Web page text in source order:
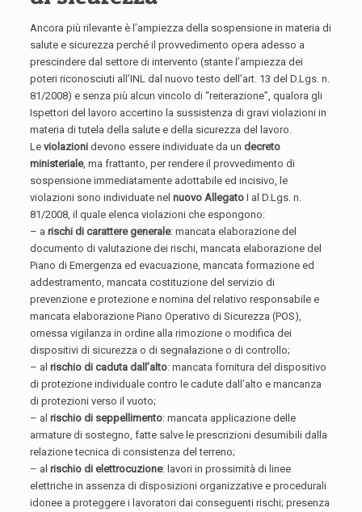
Ancora più rilevante è l’ampiezza della sospensione in materia di
salute e sicurezza perché il provvedimento opera adesso a
prescindere dal settore di intervento (stante l’ampiezza dei
poteri riconosciuti all’INL dal nuovo testo dell’art. 13 del D.Lgs. n.
81/2008) e senza più alcun vincolo di “reiterazione”, qualora gli
Ispettori del lavoro accertino la sussistenza di gravi violazioni in
materia di tutela della salute e della sicurezza del lavoro.
Leviolazioni devono essere individuate da undecreto
ministeriale, ma frattanto, per rendere il provvedimento di
sospensione immediatamente adottabile ed incisivo, le
violazioni sono individuate nelnuovo Allegato I al D.Lgs. n.
81/2008, il quale elenca violazioni che espongono:
– arischi di carattere generale: mancata elaborazione del
documento di valutazione dei rischi, mancata elaborazione del
Piano di Emergenza ed evacuazione, mancata formazione ed
addestramento, mancata costituzione del servizio di
prevenzione e protezione e nomina del relativo responsabile e
mancata elaborazione Piano Operativo di Sicurezza (POS),
omessa vigilanza in ordine alla rimozione o modifica dei
dispositivi di sicurezza o di segnalazione o di controllo;
– alrischio di caduta dall’alto: mancata fornitura del dispositivo
di protezione individuale contro le cadute dall’alto e mancanza
di protezioni verso il vuoto;
– alrischio di seppellimento: mancata applicazione delle
armature di sostegno, fatte salve le prescrizioni desumibili dalla
relazione tecnica di consistenza del terreno;
– alrischio di elettrocuzione: lavori in prossimità di linee
elettriche in assenza di disposizioni organizzative e procedurali
idonee a proteggere i lavoratori dai conseguenti rischi; presenza